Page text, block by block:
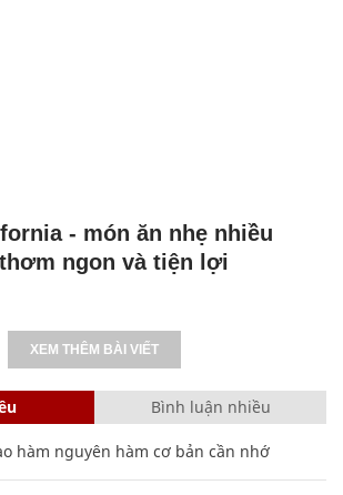
- món ăn nhẹ nhiều
ngon và tiện lợi
XEM THÊM BÀI VIẾT
Bình luận nhiều
hàm nguyên hàm cơ bản cần nhớ